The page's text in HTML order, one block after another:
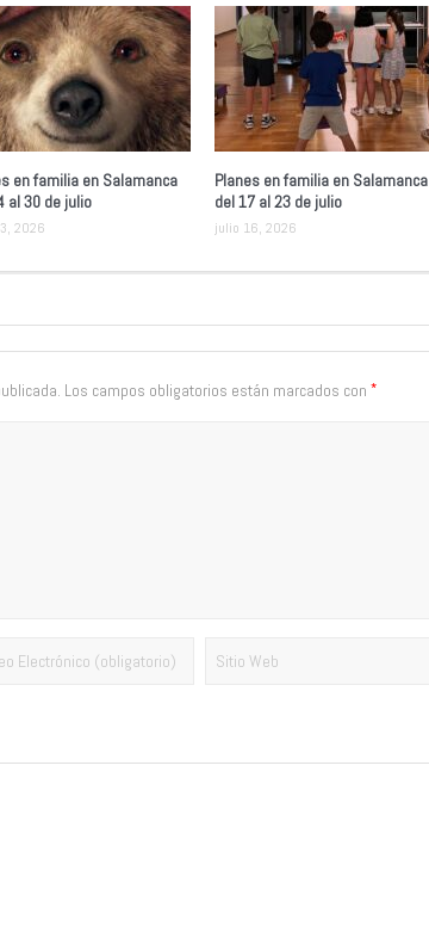
en familia en Salamanca
al 30 de julio
2026
Planes en familia en Salamanca
del 17 al 23 de julio
julio 16, 2026
Los campos obligatorios están marcados con *